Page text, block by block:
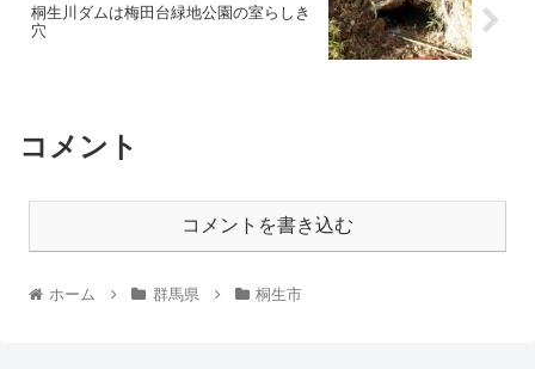
桐生川ダムは梅田台緑地公園の室らしき
穴
コメント
コメントを書き込む
ホーム 群馬県 桐生市